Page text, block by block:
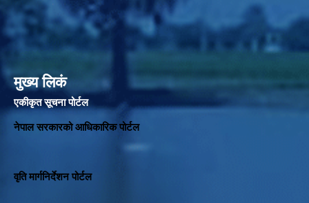
मुख्य लिकं
एकीकृत सूचना पोर्टल
नेपाल सरकारको आधिकारिक पोर्टल
वृति मार्गनिर्देशन पोर्टल